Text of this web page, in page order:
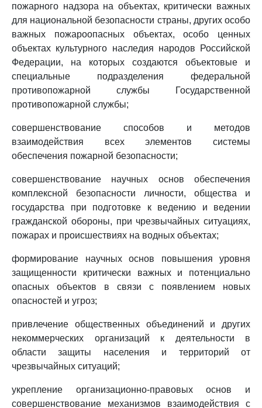
пожарного надзора на объектах, критически важных
для национальной безопасности страны, других особо
важных пожароопасных объектах, особо ценных
объектах культурного наследия народов Российской
Федерации, на которых создаются объектовые и
специальные подразделения федеральной
противопожарной службы Государственной
противопожарной службы;
совершенствование способов и методов
взаимодействия всех элементов системы
обеспечения пожарной безопасности;
совершенствование научных основ обеспечения
комплексной безопасности личности, общества и
государства при подготовке к ведению и ведении
гражданской обороны, при чрезвычайных ситуациях,
пожарах и происшествиях на водных объектах;
формирование научных основ повышения уровня
защищенности критически важных и потенциально
опасных объектов в связи с появлением новых
опасностей и угроз;
привлечение общественных объединений и других
некоммерческих организаций к деятельности в
области защиты населения и территорий от
чрезвычайных ситуаций;
укрепление организационно-правовых основ и
совершенствование механизмов взаимодействия с